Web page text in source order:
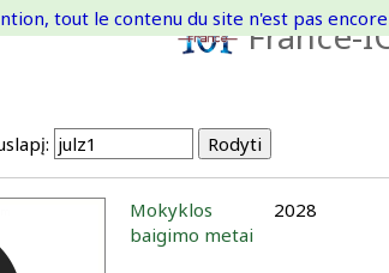
France-
tout le contenu du site n'est pas
Mokyklos
baigimo metai
2028